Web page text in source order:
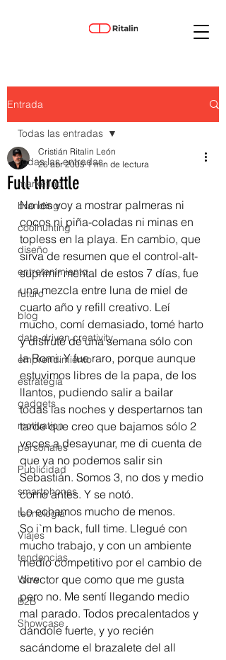
Entrada
Todas las entradas
marketing
branding
coolhunting
diseño
entretenimiento
futuro
blog
data-driven creativity
emprendimiento
estrategia
gadgets
motivation
personales
Publicidad
smartphones
tecnología
Viajes
tendencias
Wow
B2B
Showcase
Todas las entradas
Full throttle
Cristián Ritalin León
26 abr 2005 1 min de lectura
No les voy a mostrar palmeras ni
cocos ni piña-coladas ni minas en
topless en la playa. En cambio, que
sirva de resumen que el control-alt-
suprimir mental de estos 7 días, fue
una mezcla entre luna de miel de
cuarto año y refill creativo. Leí
mucho, comí demasiado, tomé harto
y disfruté de una semana sólo con
la Romi. Y fue raro, porque aunque
estuvimos libres de la papa, de los
llantos, pudiendo salir a bailar
todas las noches y despertarnos tan
tarde que creo que bajamos sólo 2
veces a desayunar, me di cuenta de
que ya no podemos salir sin
Sebastián. Somos 3, no dos y medio
como antes. Y se notó.
Lo echamos mucho de menos.
So i`m back, full time. Llegué con
mucho trabajo, y con un ambiente
medio competitivo por el cambio de
director que como que me gusta
pero no. Me sentí llegando medio
mal parado. Todos precalentados y
dándole fuerte, y yo recién
sacándome el brazalete del all